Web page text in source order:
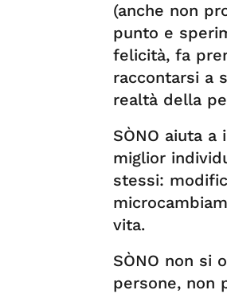
(anche non
punto e
felicità, fa
raccontarsi a
realtà della
SÒNO aiuta
miglior
stessi:
vita.
SÒNO non si
persone, non